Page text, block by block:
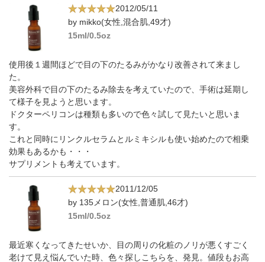
2012/05/11
by mikko(女性,混合肌,49才)
15ml/0.5oz
使用後１週間ほどで目の下のたるみがかなり改善されて来まし
た。
美容外科で目の下のたるみ除去を考えていたので、手術は延期し
て様子を見ようと思います。
ドクターペリコンは種類も多いので色々試して見たいと思いま
す。
これと同時にリンクルセラムとルミキシルも使い始めたので相乗
効果もあるかも・・・
サプリメントも考えています。
2011/12/05
by 135メロン(女性,普通肌,46才)
15ml/0.5oz
最近寒くなってきたせいか、目の周りの化粧のノリが悪くすごく
老けて見え悩んでいた時、色々探しこちらを、発見。値段もお高